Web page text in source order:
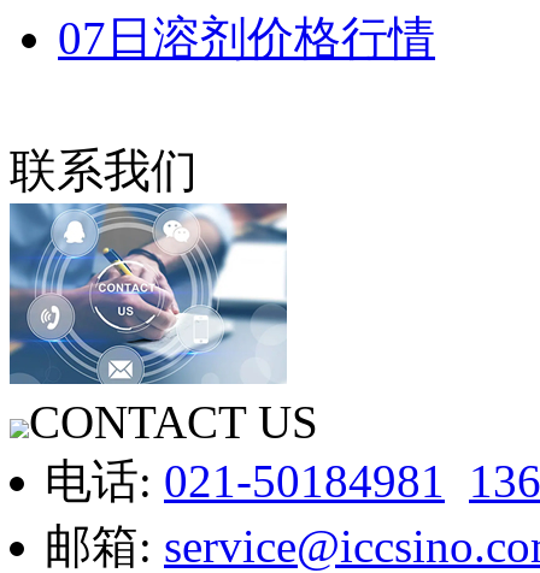
07日溶剂价格行情
联系我们
CONTACT US
电话: 021-50184981
邮箱: